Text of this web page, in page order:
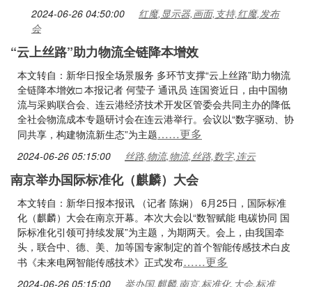
2024-06-26 04:50:00
红魔,显示器,画面,支持,红魔,发布
会
“云上丝路”助力物流全链降本增效
本文转自：新华日报全场景服务 多环节支撑“云上丝路”助力物流
全链降本增效□ 本报记者 何莹子 通讯员 连国资近日，由中国物
流与采购联合会、连云港经济技术开发区管委会共同主办的降低
全社会物流成本专题研讨会在连云港举行。会议以“数字驱动、协
同共享，构建物流新生态”为主题……更多
2024-06-26 05:15:00 丝路,物流,物流,丝路,数字,连云
南京举办国际标准化（麒麟）大会
本文转自：新华日报本报讯 （记者 陈娴） 6月25日，国际标准
化（麒麟）大会在南京开幕。本次大会以“数智赋能 电碳协同 国
际标准化引领可持续发展”为主题，为期两天。会上，由我国牵
头，联合中、德、美、加等国专家制定的首个智能传感技术白皮
书《未来电网智能传感技术》正式发布……更多
2024-06-26 05:15:00 举办国,麒麟,南京,标准化,大会,标准